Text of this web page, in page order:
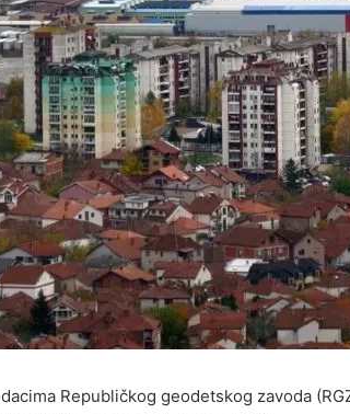
Republičkog geodetskog zavoda